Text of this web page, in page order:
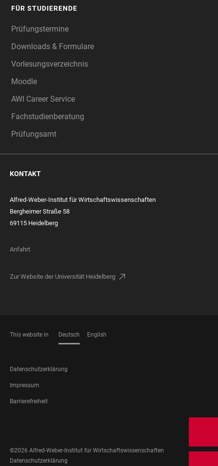
FÜR STUDIERENDE
Prüfungstermine
Downloads & Formulare
Vorlesungsverzeichnis
Moodle
AWI Career Service
Fachstudienberatung
Prüfungsamt
KONTAKT
Alfred-Weber-Institut für Wirtschaftswissenschaften
Bergheimer Straße 58
69115 Heidelberg
Anfahrt
Zur Website der Universität Heidelberg
This website in Deutsch English
FOOTER
LEGAL
Datenschutzerklärung
Impressum
Barrierefreiheit
MEDIA
©2026 Alfred-Weber-Institut für Wirtschaftswissenschaften
FOOTER
Datenschutzerklärung